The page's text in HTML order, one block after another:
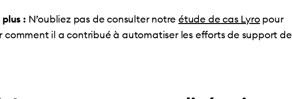
: N’oubliez pas de consulter notreétude de cas Lyropour
comment il a contribué à automatiser les efforts de support de